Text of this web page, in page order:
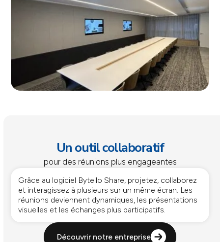
Un outil collaboratif
pour des réunions plus engageantes
Grâce au logiciel Bytello Share, projetez, collaborez
et interagissez à plusieurs sur un même écran. Les
réunions deviennent dynamiques, les présentations
visuelles et les échanges plus participatifs.
Découvrir notre entreprise